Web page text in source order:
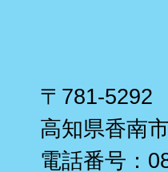
〒781-5292
高知県香南
電話番号：